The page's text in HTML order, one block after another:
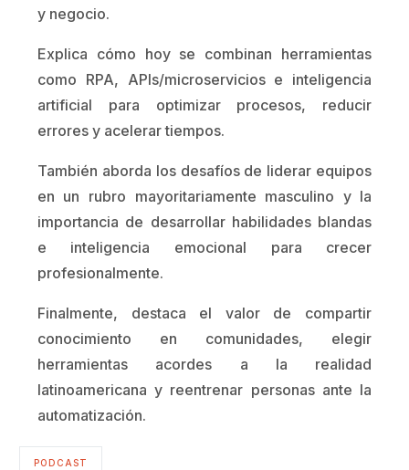
y negocio.
Explica cómo hoy se combinan herramientas
como RPA, APIs/microservicios e inteligencia
artificial para optimizar procesos, reducir
errores y acelerar tiempos.
También aborda los desafíos de liderar equipos
en un rubro mayoritariamente masculino y la
importancia de desarrollar habilidades blandas
e inteligencia emocional para crecer
profesionalmente.
Finalmente, destaca el valor de compartir
conocimiento en comunidades, elegir
herramientas acordes a la realidad
latinoamericana y reentrenar personas ante la
automatización.
PODCAST